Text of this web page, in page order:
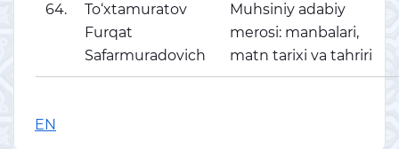
64.
To‘xtamuratov
Furqat
Safarmuradovich
Muhsiniy adabiy
merosi: manbalari,
matn tarixi va tahriri
EN